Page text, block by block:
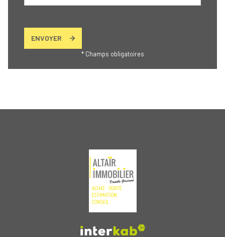
ENVOYER
* Champs obligatoires